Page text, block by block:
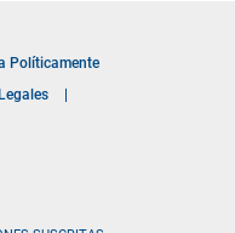
Políticamente